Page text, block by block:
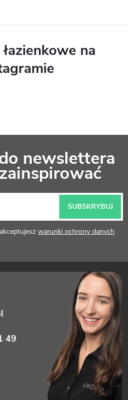
na
newslettera
warunki ochrony danych
SUBSKRYBUJ
49